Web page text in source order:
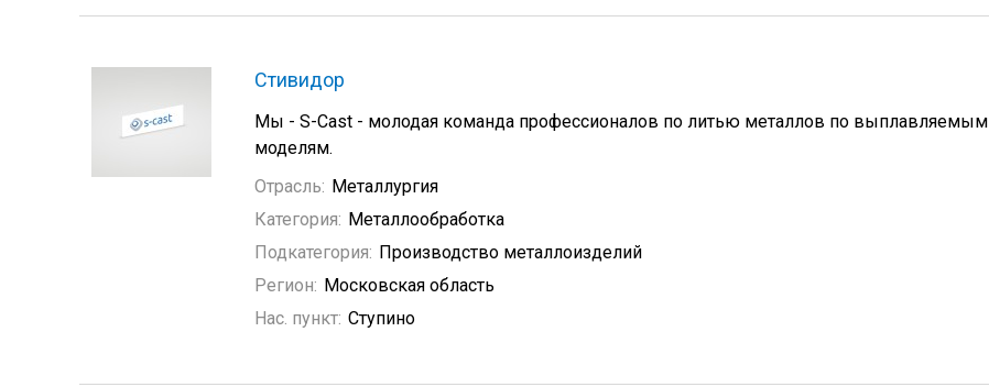
Стивидор
Мы - S-Cast - молодая команда профессионалов по литью металлов по выплавляемым
моделям.
Отрасль: Металлургия
Категория: Металлообработка
Подкатегория: Производство металлоизделий
Регион: Московская область
Нас. пункт: Ступино